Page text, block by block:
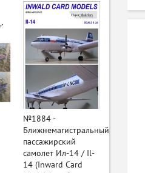
№1884 -
Ближнемагистральный
пассажирский
самолет Ил-14 / Il-
14 (Inward Card